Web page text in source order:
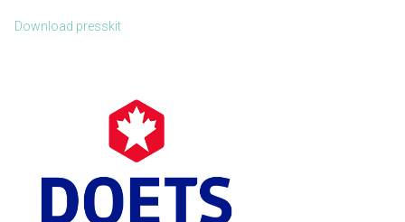
Download presskit